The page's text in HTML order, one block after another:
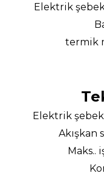
Elektrik
termik
Elektrik
Akışkan
Maks..